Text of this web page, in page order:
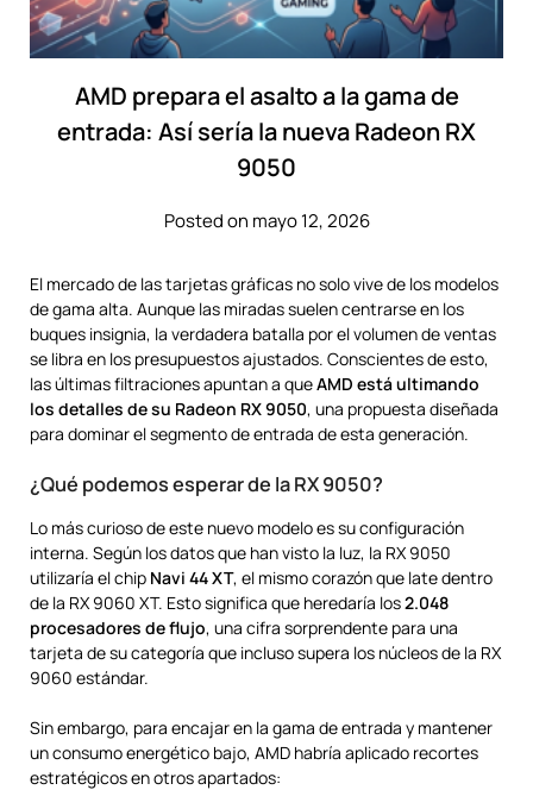
AMD prepara el asalto a la gama de
entrada: Así sería la nueva Radeon RX
9050
Posted on mayo 12, 2026
El mercado de las tarjetas gráficas no solo vive de los modelos
de gama alta. Aunque las miradas suelen centrarse en los
buques insignia, la verdadera batalla por el volumen de ventas
se libra en los presupuestos ajustados. Conscientes de esto,
las últimas filtraciones apuntan a queAMD está ultimando
los detalles de su Radeon RX 9050, una propuesta diseñada
para dominar el segmento de entrada de esta generación.
¿Qué podemos esperar de la RX 9050?
Lo más curioso de este nuevo modelo es su configuración
interna. Según los datos que han visto la luz, la RX 9050
utilizaría el chip Navi 44 XT, el mismo corazón que late dentro
de la RX 9060 XT. Esto significa que heredaría los2.048
procesadores de flujo, una cifra sorprendente para una
tarjeta de su categoría que incluso supera los núcleos de la RX
9060 estándar.
Sin embargo, para encajar en la gama de entrada y mantener
un consumo energético bajo, AMD habría aplicado recortes
estratégicos en otros apartados: